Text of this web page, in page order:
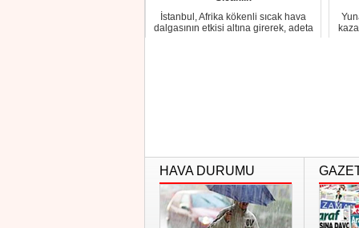
İstanbul, Afrika kökenli sıcak hava
dalgasının etkisi altına girerek, adeta
HAVA DURUMU